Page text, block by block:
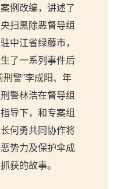
例改编，讲述了
扫黑除恶督导组
中江省绿藤市，
了一系列事件后
刑警”李成阳、年
警林浩在督导组
导下，和专案组
何勇共同协作将
势力及保护伞成
获的故事。